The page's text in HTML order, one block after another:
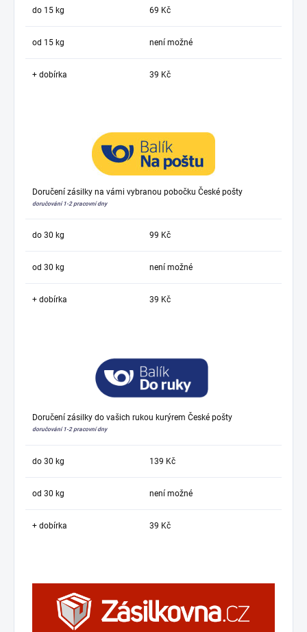
do 15 kg 69 Kč
od 15 kg není možné
+ dobírka 39 Kč
Doručení zásilky na vámi vybranou pobočku České pošty
doručování 1-2 pracovní dny
do 30 kg 99 Kč
od 30 kg není možné
+ dobírka 39 Kč
Doručení zásilky do vašich rukou kurýrem České pošty
doručování 1-2 pracovní dny
do 30 kg 139 Kč
od 30 kg není možné
+ dobírka 39 Kč